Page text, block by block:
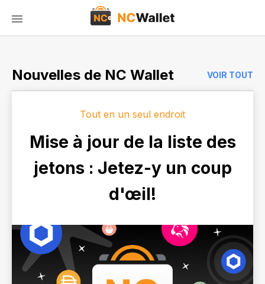
Nouvelles de NC Wallet VOIR TOUT
Tout en un seul endroit
Mise à jour de la liste des
jetons : Jetez-y un coup
d'œil!